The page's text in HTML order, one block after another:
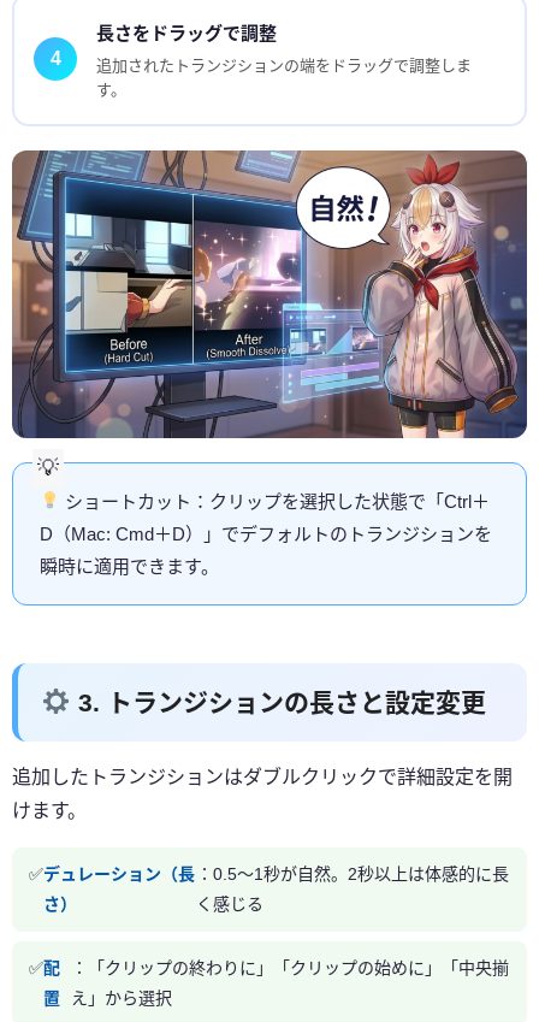
4
長さをドラッグで調整
追加されたトランジションの端をドラッグで調整しま
す。
ショートカット：クリップを選択した状態で「Ctrl＋
D（Mac: Cmd＋D）」でデフォルトのトランジションを
瞬時に適用できます。
3. トランジションの長さと設定変更
追加したトランジションはダブルクリックで詳細設定を開
けます。
デュレーション（長
さ）
：0.5〜1秒が自然。2秒以上は体感的に長
く感じる
配
置
：「クリップの終わりに」「クリップの始めに」「中央揃
え」から選択